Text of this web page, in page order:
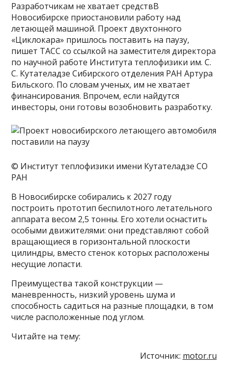
Разработчикам не хватает средствВ
Новосибирске приостановили работу над
летающей машиной. Проект двухтонного
«Циклокара» пришлось поставить на паузу,
пишет ТАСС со ссылкой на заместителя директора
по научной работе Института теплофизики им. С.
С. Кутателадзе Сибирского отделения РАН Артура
Бильского. По словам ученых, им не хватает
финансирования. Впрочем, если найдутся
инвесторы, они готовы возобновить разработку.
© Институт теплофизики имени Кутателадзе СО
РАН
В Новосибирске собирались к 2027 году
построить прототип беспилотного летательного
аппарата весом 2,5 тонны. Его хотели оснастить
особыми движителями: они представляют собой
вращающиеся в горизонтальной плоскости
цилиндры, вместо стенок которых расположены
несущие лопасти.
Преимущества такой конструкции —
маневренность, низкий уровень шума и
способность садиться на разные площадки, в том
числе расположенные под углом.
Читайте на тему:
Источник: motor.ru